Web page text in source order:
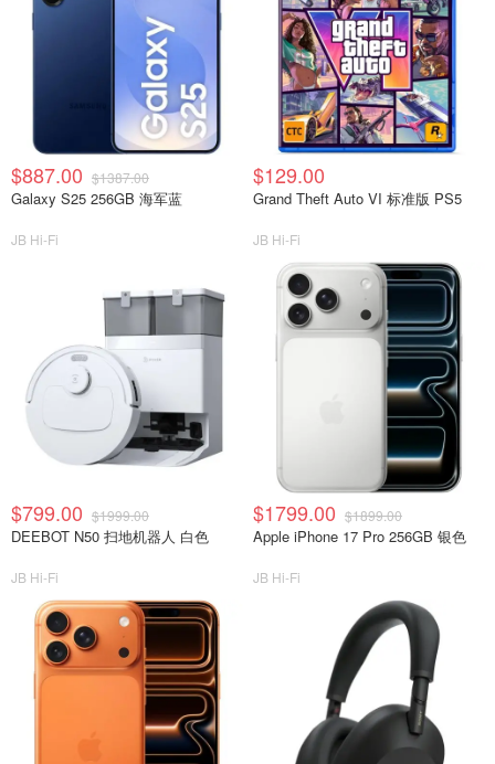
$887.00 $1387.00
Galaxy S25 256GB 海军蓝
JB Hi-Fi
$129.00
Grand Theft Auto VI 标准版 PS5
JB Hi-Fi
$799.00 $1999.00
DEEBOT N50 扫地机器人 白色
JB Hi-Fi
$1799.00 $1899.00
Apple iPhone 17 Pro 256GB 银色
JB Hi-Fi